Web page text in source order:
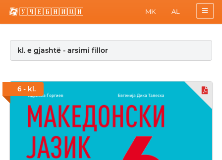
MK AL
kl. e gjashtë - arsimi fillor
6 - kl.